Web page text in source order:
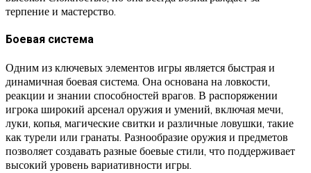
терпение и мастерство.
Боевая система
Одним из ключевых элементов игры является быстрая и
динамичная боевая система. Она основана на ловкости,
реакции и знании способностей врагов. В распоряжении
игрока широкий арсенал оружия и умений, включая мечи,
луки, копья, магические свитки и различные ловушки, такие
как турели или гранаты. Разнообразие оружия и предметов
позволяет создавать разные боевые стили, что поддерживает
высокий уровень вариативности игры.